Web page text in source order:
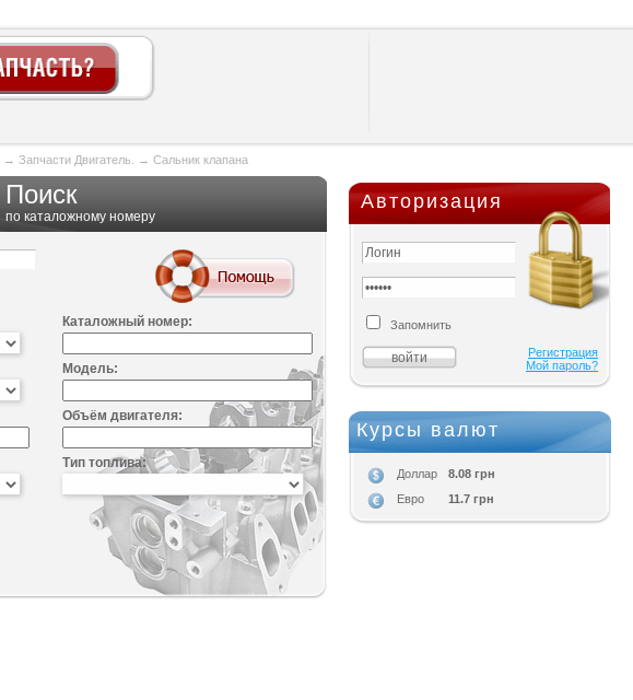
→ Запчасти Двигатель. → Сальник клапана
Поиск
по каталожному номеру
Каталожный номер:
Модель:
Объём двигателя:
Тип топлива:
Авторизация
Запомнить
Регистрация
Мой пароль?
Курсы валют
Доллар
8.08 грн
Евро
11.7 грн